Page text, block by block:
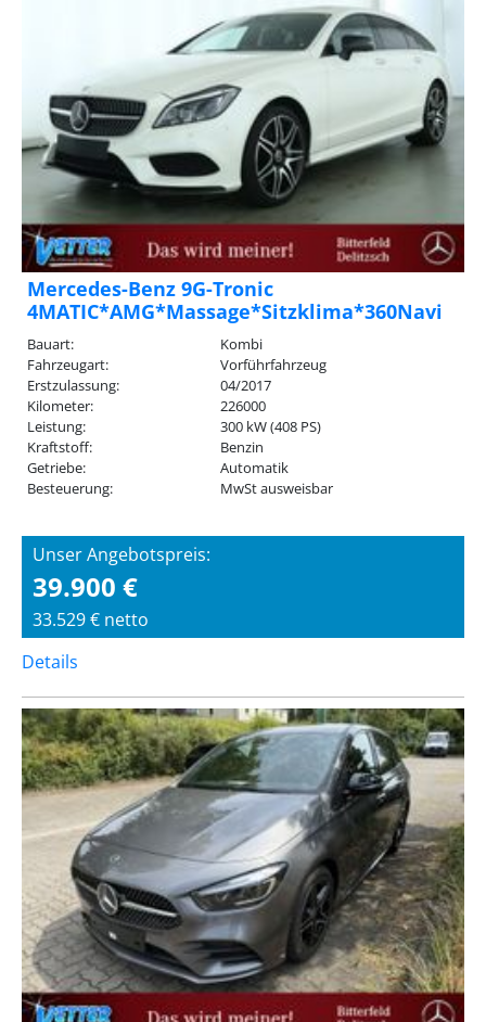
Mercedes-Benz 9G-Tronic
4MATIC*AMG*Massage*Sitzklima*360Navi
Bauart:
Kombi
Fahrzeugart:
Vorführfahrzeug
Erstzulassung:
04/2017
Kilometer:
226000
Leistung:
300 kW (408 PS)
Kraftstoff:
Benzin
Getriebe:
Automatik
Besteuerung:
MwSt ausweisbar
Unser Angebotspreis:
39.900 €
33.529 € netto
Details